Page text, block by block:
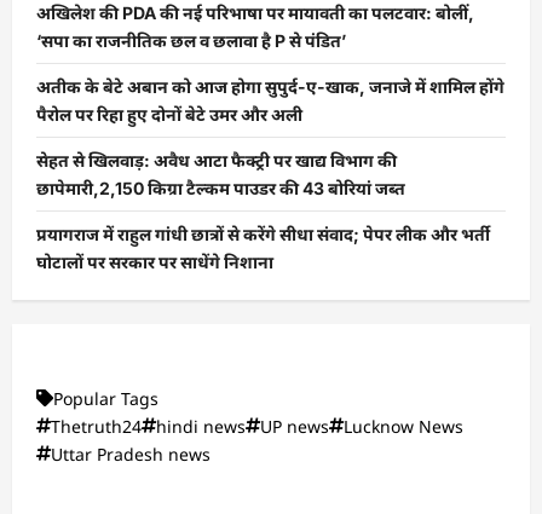
अखिलेश की PDA की नई परिभाषा पर मायावती का पलटवार: बोलीं,
‘सपा का राजनीतिक छल व छलावा है P से पंडित’
अतीक के बेटे अबान को आज होगा सुपुर्द-ए-खाक, जनाजे में शामिल होंगे
पैरोल पर रिहा हुए दोनों बेटे उमर और अली
सेहत से खिलवाड़: अवैध आटा फैक्ट्री पर खाद्य विभाग की
छापेमारी,2,150 किग्रा टैल्कम पाउडर की 43 बोरियां जब्त
प्रयागराज में राहुल गांधी छात्रों से करेंगे सीधा संवाद; पेपर लीक और भर्ती
घोटालों पर सरकार पर साधेंगे निशाना
Popular Tags
Thetruth24
hindi news UP news
Lucknow News
Uttar Pradesh news